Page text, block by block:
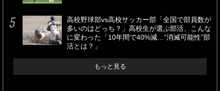
高校野球部vs高校サッカー部「全国で部員数が
多いのはどっち？」高校生が選ぶ部活、こんな
に変わった「10年間で40%減…“消滅可能性”部
活とは？」
もっと見る